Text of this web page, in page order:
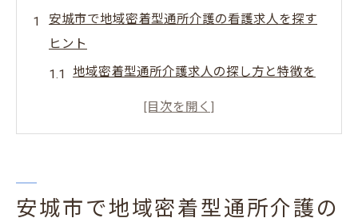
安城市で地域密着型通所介護の看護求人を探す
ヒント
地域密着型通所介護求人の探し方と特徴を
は
安城市で地域密着型通所介護の